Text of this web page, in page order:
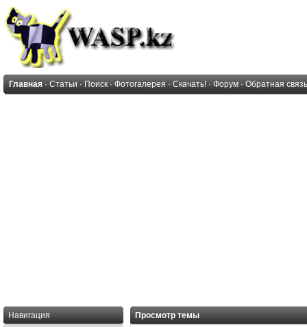
Главная · Статьи · Поиск · Фотогалерея · Скачать! · Форум · Обратная связь
Навигация Просмотр темы